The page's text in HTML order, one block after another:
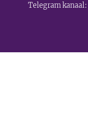
Telegram kanaal: